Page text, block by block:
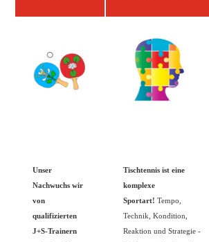
Unser
Nachwuchs wir
von
qualifizierten
J+S-Trainern
Tischtennis ist eine
komplexe
Sportart! Tempo,
Technik, Kondition,
Reaktion und Strategie -